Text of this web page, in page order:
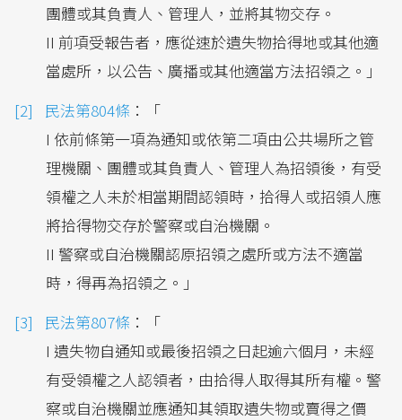
團體或其負責人、管理人，並將其物交存。
II 前項受報告者，應從速於遺失物拾得地或其他適
當處所，以公告、廣播或其他適當方法招領之。｣
民法第804條 ：「
I 依前條第一項為通知或依第二項由公共場所之管
理機關、團體或其負責人、管理人為招領後，有受
領權之人未於相當期間認領時，拾得人或招領人應
將拾得物交存於警察或自治機關。
II 警察或自治機關認原招領之處所或方法不適當
時，得再為招領之。｣
民法第807條 ：「
I 遺失物自通知或最後招領之日起逾六個月，未經
有受領權之人認領者，由拾得人取得其所有權。警
察或自治機關並應通知其領取遺失物或賣得之價